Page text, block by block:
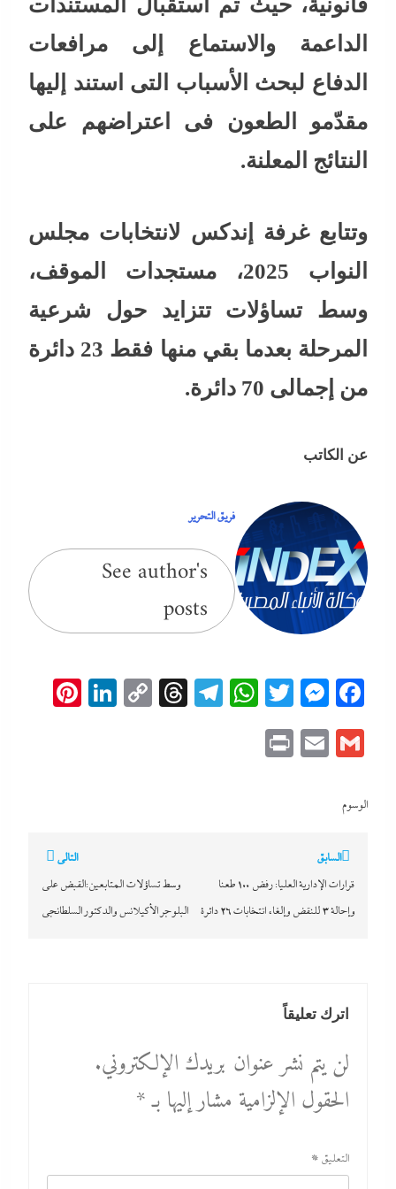
الداعمة والاستماع إلى مرافعات
الدفاع لبحث الأسباب التى استند إليها
مقدّمو الطعون فى اعتراضهم على
النتائج المعلنة.
وتتابع غرفة إندكس لانتخابات مجلس
النواب 2025، مستجدات الموقف،
وسط تساؤلات تتزايد حول شرعية
المرحلة بعدما بقي منها فقط 23 دائرة
من إجمالى 70 دائرة.
عن الكاتب
فريق التحرير
See author's
posts
Facebook
Messenger
Twitter
WhatsApp
Telegram
Threads
Copy
Gmail
Email
الوسوم
تصفّح
المقالات
السابق
قرارات الإدارية العليا: رفض 100 طعنا
وإحالة 3 للنقض وإلغاء انتخابات 26 دائرة
التالي
وسط تساؤلات المتابعين:القبض على
البلوجر الأكيلانس والدكتور السلطانجى
اترك تعليقاً
لن يتم نشر عنوان بريدك الإلكتروني.
الحقول الإلزامية مشار إليها بـ*
التعليق *